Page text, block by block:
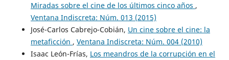
Miradas sobre el cine de los últimos cinco años ,
Ventana Indiscreta: Núm. 013 (2015)
José-Carlos Cabrejo-Cobián, Un cine sobre el cine: la
metaficción , Ventana Indiscreta: Núm. 004 (2010)
Isaac León-Frías, Los meandros de la corrupción en el